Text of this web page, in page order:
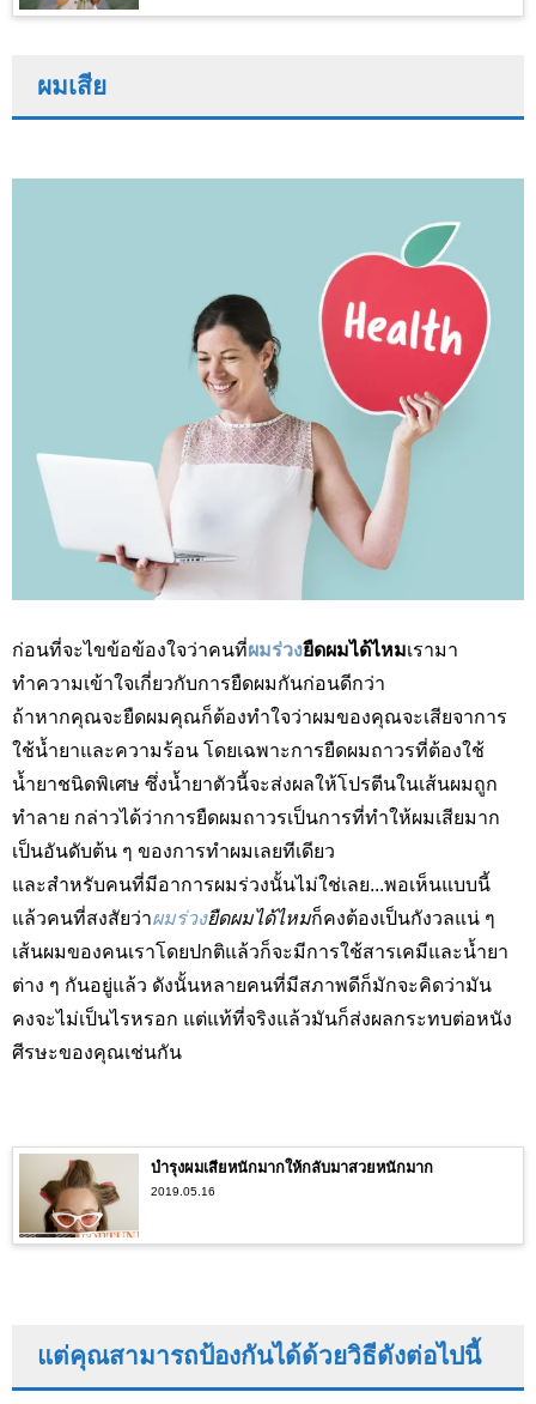
ผมเสีย
ก่อนที่จะไขข้อข้องใจว่าคนที่ผมร่วงยืดผมได้ไหมเรามา
ทำความเข้าใจเกี่ยวกับการยืดผมกันก่อนดีกว่า
ถ้าหากคุณจะยืดผมคุณก็ต้องทำใจว่าผมของคุณจะเสียจาการ
ใช้น้ำยาและความร้อน โดยเฉพาะการยืดผมถาวรที่ต้องใช้
น้ำยาชนิดพิเศษ ซึ่งน้ำยาตัวนี้จะส่งผลให้โปรตีนในเส้นผมถูก
ทำลาย กล่าวได้ว่าการยืดผมถาวรเป็นการที่ทำให้ผมเสียมาก
เป็นอันดับต้น ๆ ของการทำผมเลยทีเดียว
และสำหรับคนที่มีอาการผมร่วงนั้นไม่ใช่เลย...พอเห็นแบบนี้
แล้วคนที่สงสัยว่าผมร่วงยืดผมได้ไหมก็คงต้องเป็นกังวลแน่ ๆ
เส้นผมของคนเราโดยปกติแล้วก็จะมีการใช้สารเคมีและน้ำยา
ต่าง ๆ กันอยู่แล้ว ดังนั้นหลายคนที่มีสภาพดีก็มักจะคิดว่ามัน
คงจะไม่เป็นไรหรอก แต่แท้ที่จริงแล้วมันก็ส่งผลกระทบต่อหนัง
ศีรษะของคุณเช่นกัน
บำรุงผมเสียหนักมากให้กลับมาสวยหนักมาก
2019.05.16
แต่คุณสามารถป้องกันได้ด้วยวิธีดังต่อไปนี้